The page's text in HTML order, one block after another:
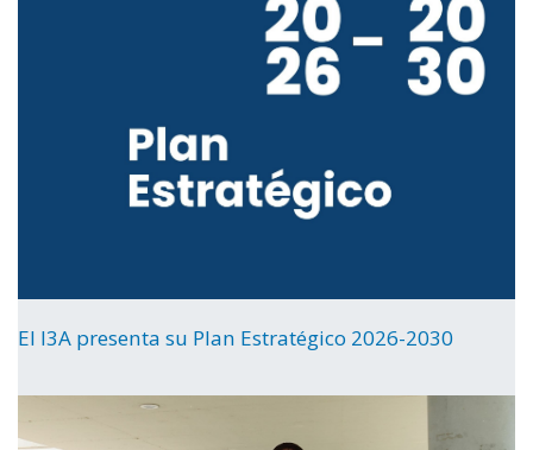
El I3A presenta su Plan Estratégico 2026-2030